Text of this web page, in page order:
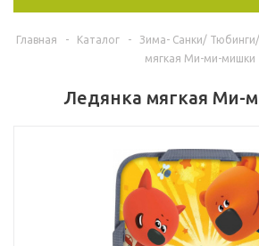
Главная - Каталог - Зима- Санки/
мягкая Ми-ми-мишки
Ледянка мягкая Ми-